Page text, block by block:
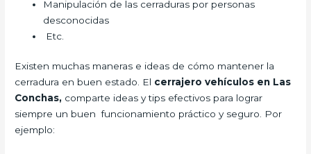
Manipulación de las cerraduras por personas
desconocidas
Etc.
Existen muchas maneras e ideas de cómo mantener la
cerradura en buen estado. El cerrajero vehículos en Las
Conchas, comparte ideas y tips efectivos para lograr
siempre un buen funcionamiento práctico y seguro. Por
ejemplo: